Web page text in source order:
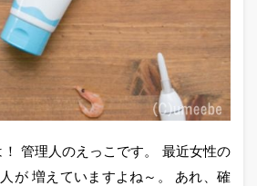
管理人のえっこです。 最近女性の
が 増えていますよね～。 あれ、確